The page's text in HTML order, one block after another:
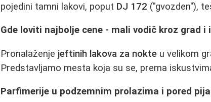
pojedini tamni lakovi, poput DJ 172 ("gvozden"),
Gde loviti najbolje cene - mali vodič kroz grad i
Pronalaženje jeftinih lakova za nokte u velikom
Predstavljamo mesta koja su se, prema
Parfimerije u podzemnim prolazima i pored